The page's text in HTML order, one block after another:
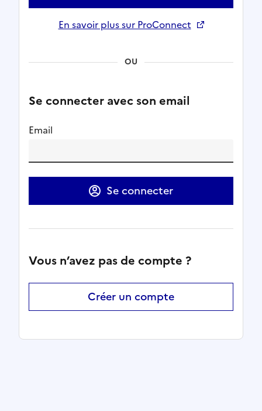
En savoir plus sur ProConnect
OU
Se connecter avec son email
Email
Se connecter
Vous n’avez pas de compte ?
Créer un compte